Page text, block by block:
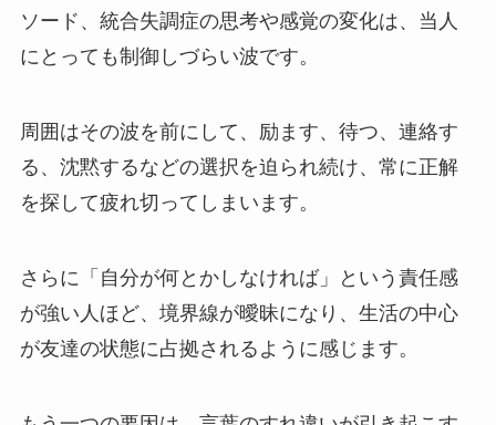
ソード、統合失調症の思考や感覚の変化は、当人
にとっても制御しづらい波です。
周囲はその波を前にして、励ます、待つ、連絡す
る、沈黙するなどの選択を迫られ続け、常に正解
を探して疲れ切ってしまいます。
さらに「自分が何とかしなければ」という責任感
が強い人ほど、境界線が曖昧になり、生活の中心
が友達の状態に占拠されるように感じます。